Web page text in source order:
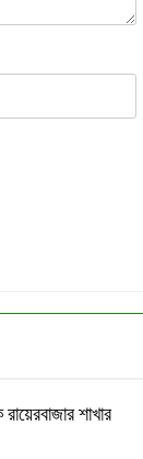
শাখার